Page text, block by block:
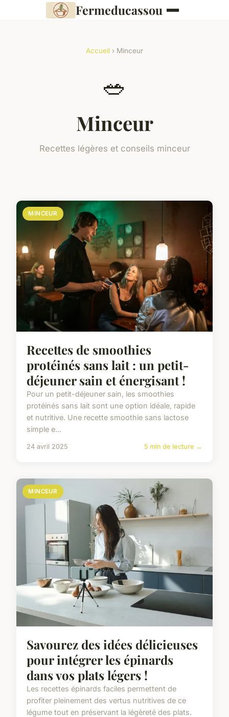
Fermeducassou
Accueil › Minceur
🥗
Minceur
Recettes légères et conseils minceur
MINCEUR
Recettes de smoothies
protéinés sans lait : un petit-
déjeuner sain et énergisant !
Pour un petit-déjeuner sain, les smoothies
protéinés sans lait sont une option idéale, rapide
et nutritive. Une recette smoothie sans lactose
simple e...
24 avril 2025 5 min de lecture →
MINCEUR
Savourez des idées délicieuses
pour intégrer les épinards
dans vos plats légers !
Les recettes épinards faciles permettent de
profiter pleinement des vertus nutritives de ce
légume tout en préservant la légèreté des plats.